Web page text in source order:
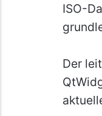
ISO-
Der